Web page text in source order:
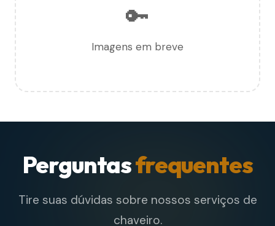
🔑
Imagens em breve
Perguntasfrequentes
Tire suas dúvidas sobre nossos serviços de
chaveiro.